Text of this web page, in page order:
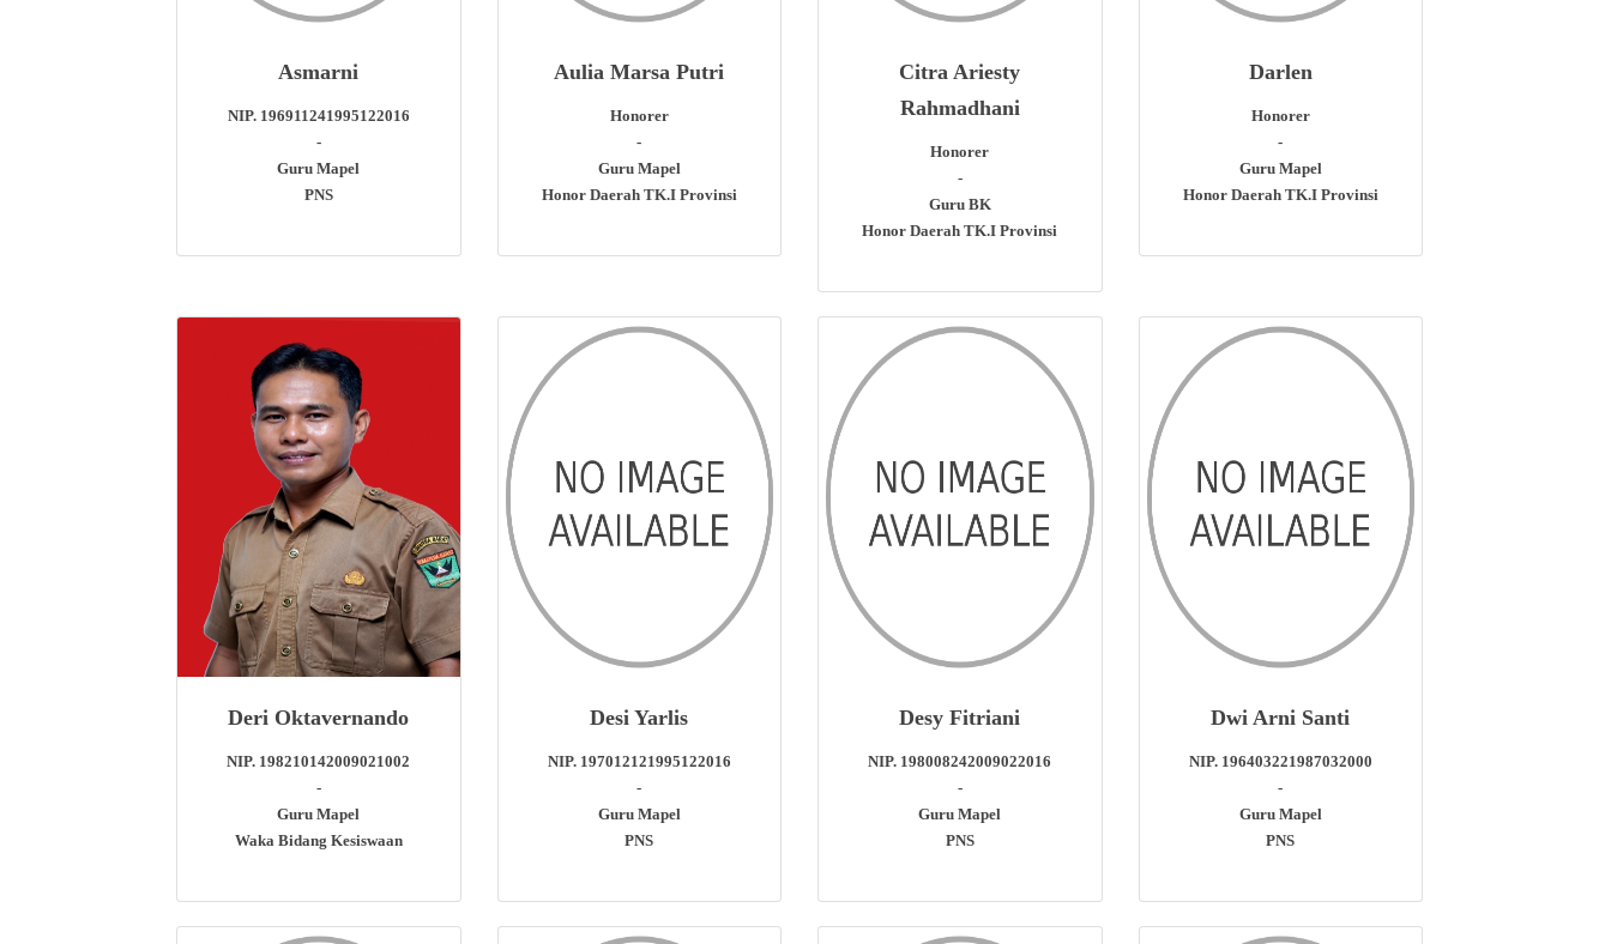
Asmarni
NIP. 196911241995122016
-
Guru Mapel
PNS
Aulia Marsa Putri
Honorer
-
Guru Mapel
Honor Daerah TK.I Provinsi
Citra Ariesty
Rahmadhani
Honorer
-
Guru BK
Honor Daerah TK.I Provinsi
Darlen
Honorer
-
Guru Mapel
Honor Daerah TK.I Provinsi
Deri Oktavernando
NIP. 198210142009021002
-
Guru Mapel
Waka Bidang Kesiswaan
Desi Yarlis
NIP. 197012121995122016
-
Guru Mapel
PNS
Desy Fitriani
NIP. 198008242009022016
-
Guru Mapel
PNS
Dwi Arni Santi
NIP. 196403221987032000
-
Guru Mapel
PNS